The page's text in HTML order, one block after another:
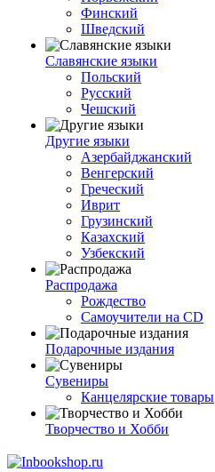
Финский
Шведский
Славянские языки
Польский
Русский
Чешский
Другие языки
Азербайджанский
Венгерский
Греческий
Иврит
Грузинский
Казахский
Узбекский
Распродажа
Рождество
Самоучители на CD
Подарочные издания
Сувениры
Канцелярские товары
Творчество и Хобби